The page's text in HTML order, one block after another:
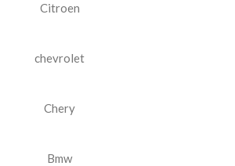
Citroen
chevrolet
Chery
Bmw